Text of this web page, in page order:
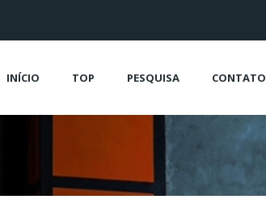
INÍCIO TOP PESQUISA CONTATO